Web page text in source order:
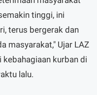
tinggi, ini
terus bergerak dan
masyarakat," Ujar LAZ
kurban di
lalu.